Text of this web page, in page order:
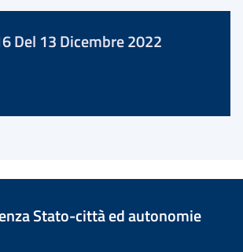
Del 13 Dicembre 2022
Stato-città ed autonomie